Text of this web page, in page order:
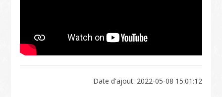
Date d'ajout: 2022-05-08 15:01:12